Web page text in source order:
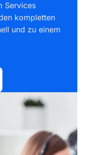
Services
kompletten
und zu einem